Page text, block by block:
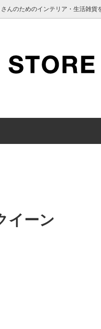
のためのインテリア・生活雑貨
願い
イーン